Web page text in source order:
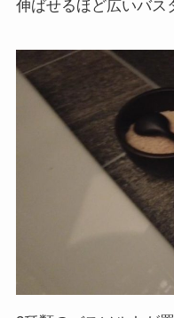
伸ばせるほど広いバス